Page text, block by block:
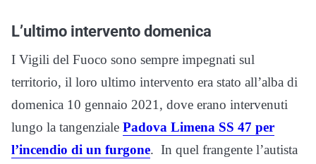
L’ultimo intervento domenica
I Vigili del Fuoco sono sempre impegnati sul
territorio, il loro ultimo intervento era stato all’alba di
domenica 10 gennaio 2021, dove erano intervenuti
lungo la tangenziale Padova Limena SS 47 per
l’incendio di un furgone. In quel frangente l’autista